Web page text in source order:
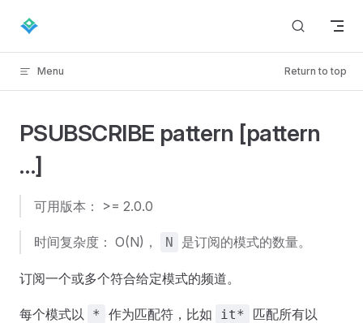
Skip to content
Menu Return to top
PSUBSCRIBE pattern [pattern
…]
可用版本： >= 2.0.0
时间复杂度： O(N)， N 是订阅的模式的数量。
订阅一个或多个符合给定模式的频道。
每个模式以 * 作为匹配符，比如 it* 匹配所有以